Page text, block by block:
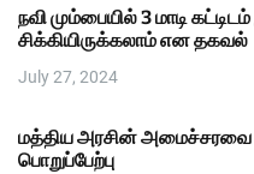
நவி மும்பையில் 3 மாடி
சிக்கியிருக்கலாம் என தகவல்
July 27, 2024
மத்திய அரசின் அமைச்சரவை
பொறுப்பேற்பு